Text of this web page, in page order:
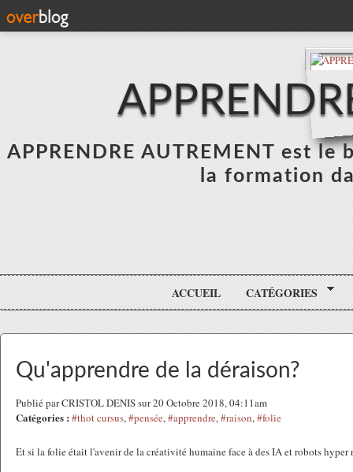
APPRENDRE AUTREMENT est
la formation
ACCUEIL CATÉGORIES
Qu'apprendre de la déraison?
Publié par CRISTOL DENIS sur 20 Octobre 2018, 04:11am
Catégories : #thot cursus,#pensée,#apprendre,#raison,#folie
Et si la folie était l'avenir de la créativité humaine face à des IA et robots hyper